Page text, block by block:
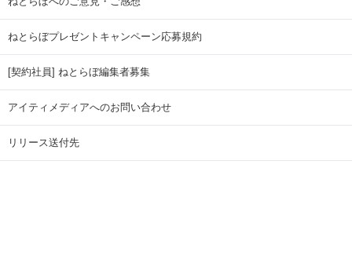
ねとらぼプレゼントキャンペーン応募規約
[契約社員] ねとらぼ編集者募集
アイティメディアへのお問い合わせ
リリース送付先